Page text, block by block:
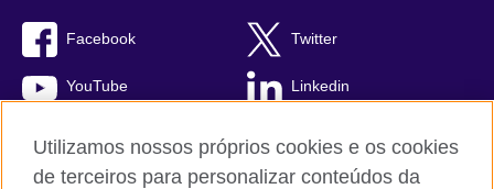
Facebook Twitter
YouTube Linkedin
Utilizamos nossos próprios cookies e os cookies
de terceiros para personalizar conteúdos da